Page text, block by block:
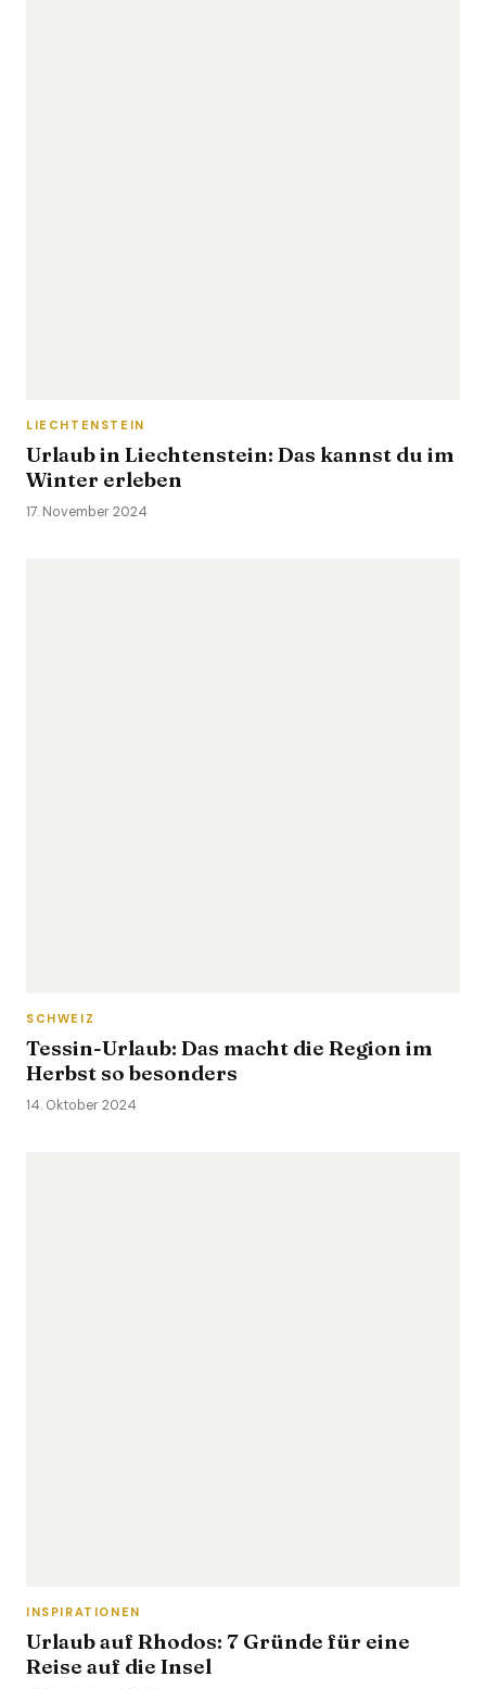
LIECHTENSTEIN
Urlaub in Liechtenstein: Das kannst du im
Winter erleben
17. November 2024
SCHWEIZ
Tessin-Urlaub: Das macht die Region im
Herbst so besonders
14. Oktober 2024
INSPIRATIONEN
Urlaub auf Rhodos: 7 Gründe für eine
Reise auf die Insel